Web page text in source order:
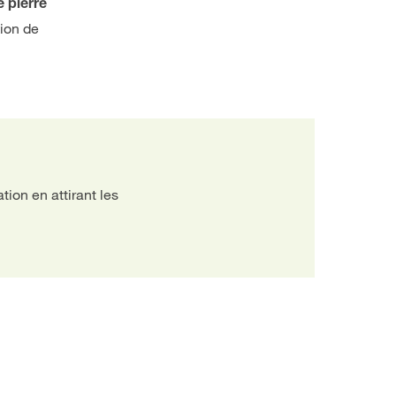
pierre
de
en attirant les